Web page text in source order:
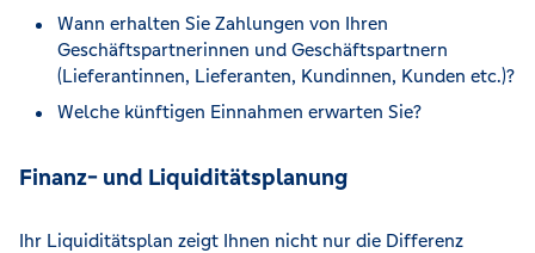
Wann erhalten Sie Zahlungen von Ihren
Geschäftspartnerinnen und Geschäftspartnern
(Lieferantinnen, Lieferanten, Kundinnen, Kunden etc.)?
Welche künftigen Einnahmen erwarten Sie?
Finanz- und Liquiditätsplanung
Ihr Liquiditätsplan zeigt Ihnen nicht nur die Differenz